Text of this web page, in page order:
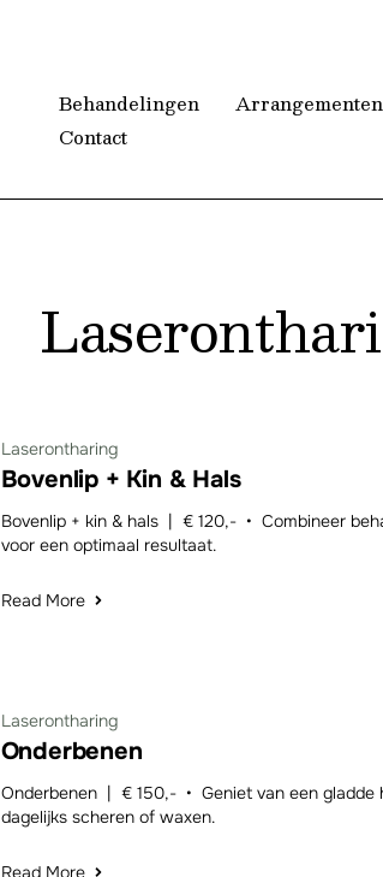
Behandelingen Arrangementen
Contact
Laserontharing
Bovenlip + Kin & Hals
Bovenlip + kin & hals | € 120,- • Combineer
voor een optimaal resultaat.
Read More
Laserontharing
Onderbenen
Onderbenen | € 150,- • Geniet van een gladde
dagelijks scheren of waxen.
Read More